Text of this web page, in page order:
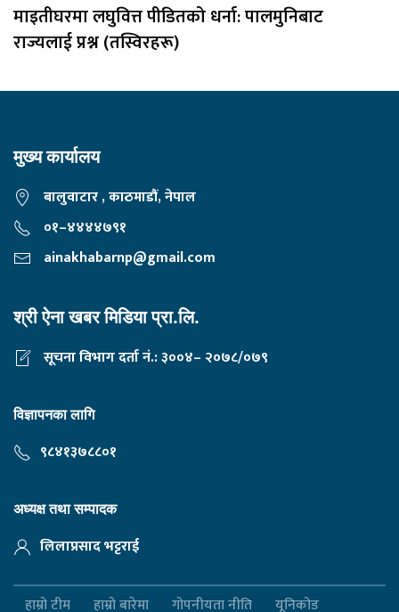
माइतीघरमा लघुवित्त पीडितको धर्ना: पालमुनिबाट
राज्यलाई प्रश्न (तस्विरहरू)
मुख्य कार्यालय
बालुवाटार , काठमाडौं, नेपाल
०१–४४४४७९१
ainakhabarnp@gmail.com
श्री ऐना खबर मिडिया प्रा.लि.
सूचना विभाग दर्ता नं.: ३००४– २०७८/०७९
विज्ञापनका लागि
९८४१३७८८०१
अध्यक्ष तथा सम्पादक
लिलाप्रसाद भट्टराई
हाम्रो टीम हाम्रो बारेमा गोपनीयता नीति यूनिकोड